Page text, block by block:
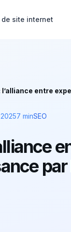
de site internet
l’alliance entre
7 minSEO
par